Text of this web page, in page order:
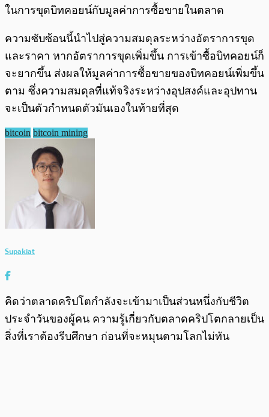
ในการขุดบิทคอยน์กับมูลค่าการซื้อขายในตลาด
ความซับซ้อนนี้นำไปสู่ความสมดุลระหว่างอัตราการขุด
และราคา หากอัตราการขุดเพิ่มขึ้น การเข้าซื้อบิทคอยน์ก็
จะยากขึ้น ส่งผลให้มูลค่าการซื้อขายของบิทคอยน์เพิ่มขึ้น
ตาม ซึ่งความสมดุลที่แท้จริงระหว่างอุปสงค์และอุปทาน
จะเป็นตัวกำหนดตัวมันเองในท้ายที่สุด
bitcoin bitcoin mining
Supakiat
คิดว่าตลาดคริปโตกำลังจะเข้ามาเป็นส่วนหนึ่งกับชีวิต
ประจำวันของผู้คน ความรู้เกี่ยวกับตลาดคริปโตกลายเป็น
สิ่งที่เราต้องรีบศึกษา ก่อนที่จะหมุนตามโลกไม่ทัน